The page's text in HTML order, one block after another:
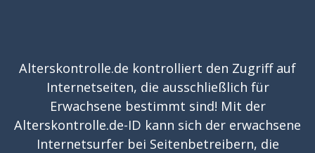
Alterskontrolle.de kontrolliert den Zugriff auf
Internetseiten, die ausschließlich für
Erwachsene bestimmt sind! Mit der
Alterskontrolle.de-ID kann sich der erwachsene
Internetsurfer bei Seitenbetreibern, die